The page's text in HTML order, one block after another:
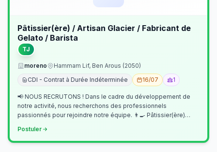
Pâtissier(ère) / Artisan Glacier / Fabricant de
Gelato / Barista
TJ
moreno
Hammam Lif, Ben Arous (2050)
CDI - Contrat à Durée Indéterminée
16/07 1
📢 NOUS RECRUTONS ! Dans le cadre du développement de
notre activité, nous recherchons des professionnels
passionnés pour rejoindre notre équipe. 👨‍🍳 Pâtissier(ère)
Postuler